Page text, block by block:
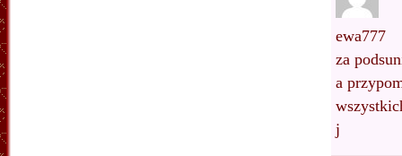
ewa777
za
a
j